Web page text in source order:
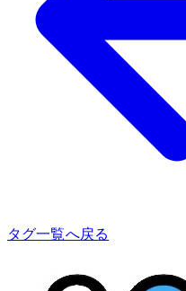
タグ一覧へ戻る